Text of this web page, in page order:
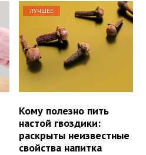
ЛУЧШЕЕ
Кому полезно пить
настой гвоздики:
раскрыты неизвестные
свойства напитка